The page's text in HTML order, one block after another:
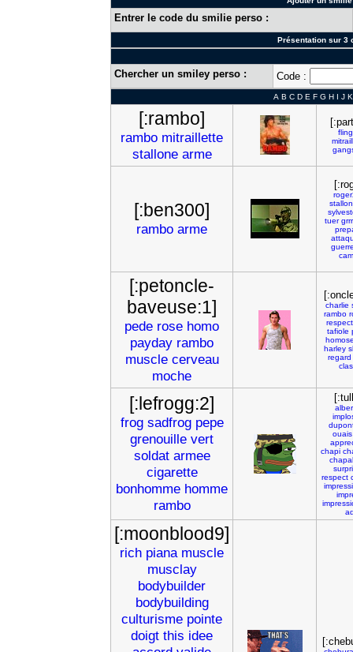
Entrer le code du smilie perso :
Présentation sur 3
Chercher un smiley perso : Code :
A B C D E F G H I J K
[:rambo]
rambo mitraillette
stallone arme
[:ben300]
rambo arme
tuer grrr
[:petoncle-
baveuse:1]
pede rose homo
payday rambo
muscle cerveau
moche
charlie
rambo
respect
tafiole
harley
regard
[:lefrogg:2]
frog sadfrog pepe
grenouille vert
soldat armee
cigarette
bonhomme homme
rambo
ouais
chapi
chapal
respect
[:moonblood9]
rich piana muscle
musclay
bodybuilder
bodybuilding
culturisme pointe
doigt this idee